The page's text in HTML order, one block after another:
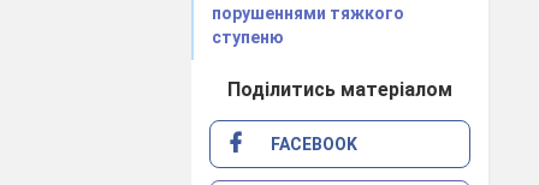
порушеннями тяжкого
ступеню
Поділитись матеріалом
FACEBOOK